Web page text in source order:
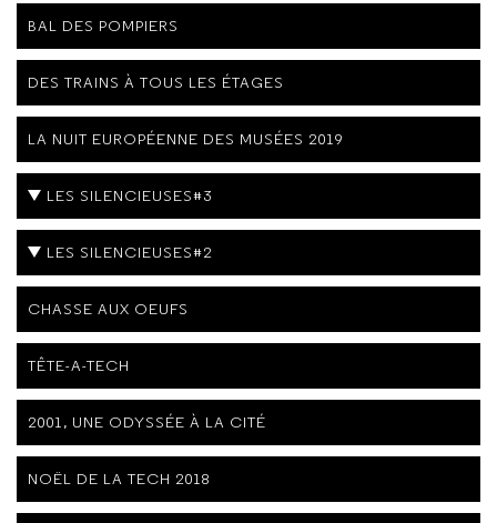
BAL DES POMPIERS
DES TRAINS À TOUS LES ÉTAGES
LA NUIT EUROPÉENNE DES MUSÉES 2019
LES SILENCIEUSES#3
LES SILENCIEUSES#2
CHASSE AUX OEUFS
TÊTE-A-TECH
2001, UNE ODYSSÉE À LA CITÉ
NOËL DE LA TECH 2018